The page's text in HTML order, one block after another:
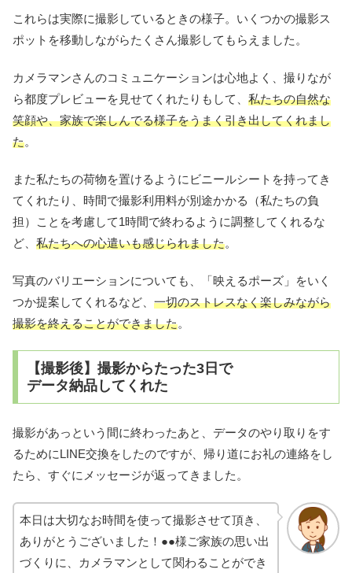
これらは実際に撮影しているときの様子。いくつかの撮影ス
ポットを移動しながらたくさん撮影してもらえました。
カメラマンさんのコミュニケーションは心地よく、撮りなが
ら都度プレビューを見せてくれたりもして、 私たちの自然な
笑顔や、家族で楽しんでる様子をうまく引き出してくれまし
た。
また私たちの荷物を置けるようにビニールシートを持ってき
てくれたり、時間で撮影利用料が別途かかる（私たちの負
担）ことを考慮して1時間で終わるように調整してくれるな
ど、 私たちへの心遣いも感じられました。
写真のバリエーションについても、「映えるポーズ」をいく
つか提案してくれるなど、 一切のストレスなく楽しみながら
撮影を終えることができました。
【撮影後】撮影からたった3日で
データ納品してくれた
撮影があっという間に終わったあと、データのやり取りをす
るためにLINE交換をしたのですが、帰り道にお礼の連絡をし
たら、すぐにメッセージが返ってきました。
本日は大切なお時間を使って撮影させて頂き、
ありがとうございました！●●様ご家族の思い出
づくりに、カメラマンとして関わることができ